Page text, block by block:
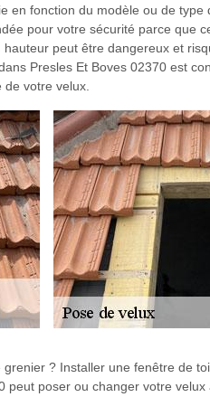
en fonction du modèle ou de type
pour votre sécurité parce que
peut être dangereux et
Presles Et Boves 02370 est
votre velux.
? Installer une fenêtre de
peut poser ou changer votre velux